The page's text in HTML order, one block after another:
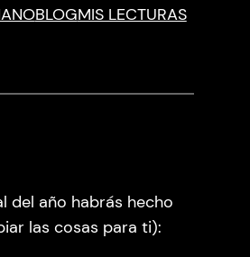
BLOGMIS LECTURAS
del año habrás hecho
las cosas para ti):